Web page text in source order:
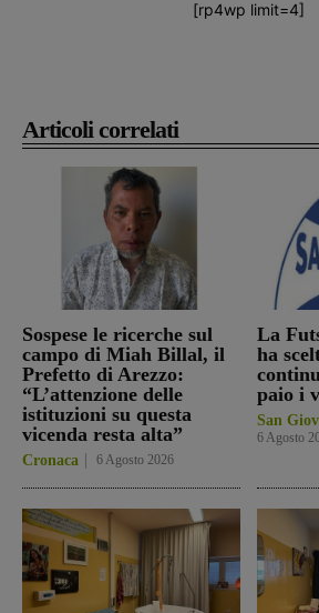
Articoli correlati
Sospese le ricerche sul
campo di Miah Billal, il
Prefetto di Arezzo:
“L’attenzione delle
istituzioni su questa
vicenda resta alta”
Cronaca 6 Agosto 2026
La
ha
paio i
San
6 Agosto
[rp4wp limit=4]